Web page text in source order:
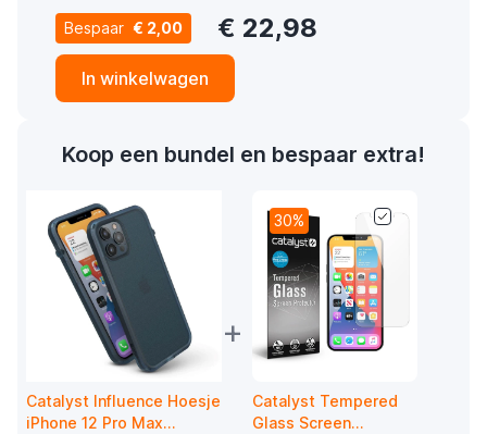
Bespaar € 2,00 € 22,98
In winkelwagen
Koop een bundel en bespaar extra!
Catalyst Influence Hoesje
iPhone 12 Pro Max
+
30%
Catalyst Tempered
Glass Screen